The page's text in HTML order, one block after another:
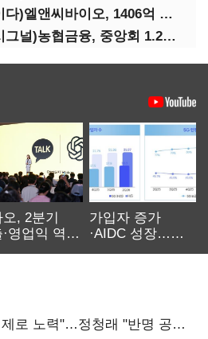
[IB토마토](유증레이다)엘앤씨바이오, 1406억 유증…최대주주는 절반만 청약
[IB토마토](크레딧시그널)농협금융, 중앙회 1.2조 지원받아 생산적금융 확대
오, 2분기
영업익 역대
가입자 증가
·AIDC 성장…
로 노력"…정청래 "반명 공세